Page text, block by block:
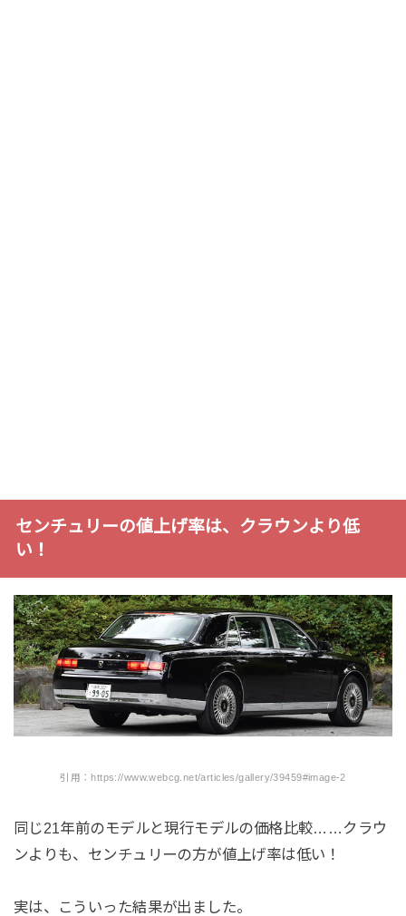
センチュリーの値上げ率は、クラウンより低
い！
引用：https://www.webcg.net/articles/gallery/39459#image-2
同じ21年前のモデルと現行モデルの価格比較……クラウ
ンよりも、センチュリーの方が値上げ率は低い！
実は、こういった結果が出ました。